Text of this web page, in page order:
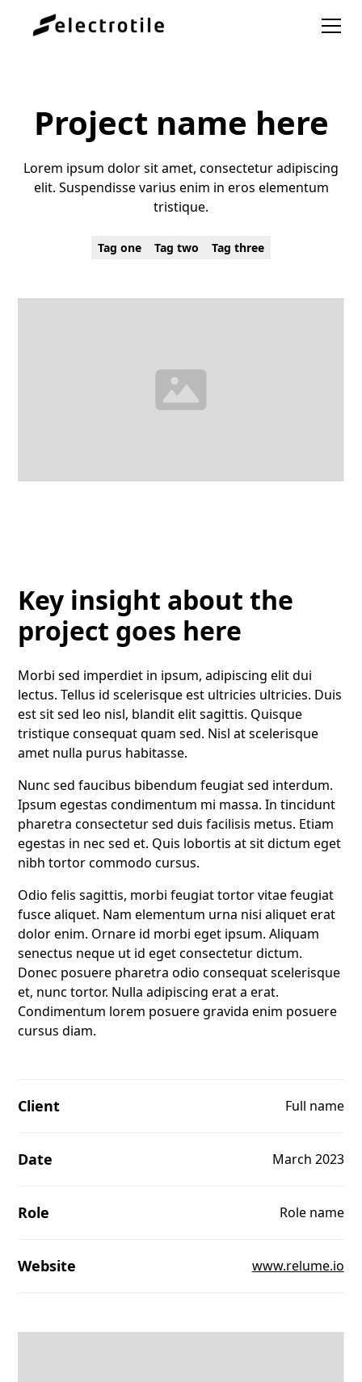
Project name here
Lorem ipsum dolor sit amet, consectetur adipiscing
elit. Suspendisse varius enim in eros elementum
tristique.
Tag one Tag two Tag three
Key insight about the
project goes here
Morbi sed imperdiet in ipsum, adipiscing elit dui
lectus. Tellus id scelerisque est ultricies ultricies. Duis
est sit sed leo nisl, blandit elit sagittis. Quisque
tristique consequat quam sed. Nisl at scelerisque
amet nulla purus habitasse.
Nunc sed faucibus bibendum feugiat sed interdum.
Ipsum egestas condimentum mi massa. In tincidunt
pharetra consectetur sed duis facilisis metus. Etiam
egestas in nec sed et. Quis lobortis at sit dictum eget
nibh tortor commodo cursus.
Odio felis sagittis, morbi feugiat tortor vitae feugiat
fusce aliquet. Nam elementum urna nisi aliquet erat
dolor enim. Ornare id morbi eget ipsum. Aliquam
senectus neque ut id eget consectetur dictum.
Donec posuere pharetra odio consequat scelerisque
et, nunc tortor. Nulla adipiscing erat a erat.
Condimentum lorem posuere gravida enim posuere
cursus diam.
Client Full name
Date March 2023
Role Role name
Website www.relume.io